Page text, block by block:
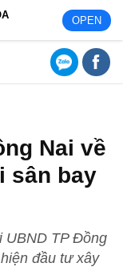
OPEN
Nai về
sân bay
UBND TP Đồng
đầu tư xây